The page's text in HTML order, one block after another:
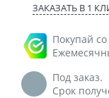
ЗАКАЗАТЬ В 1
Покупай
Под заказ.
Срок